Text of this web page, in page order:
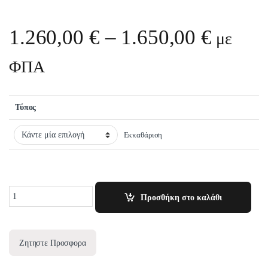
1.260,00 € – 1.650,00 €Price
με
ΦΠΑ
Τύπος
Εκκαθάριση
Προσθήκη στο καλάθι
Ζητηστε Προσφορα